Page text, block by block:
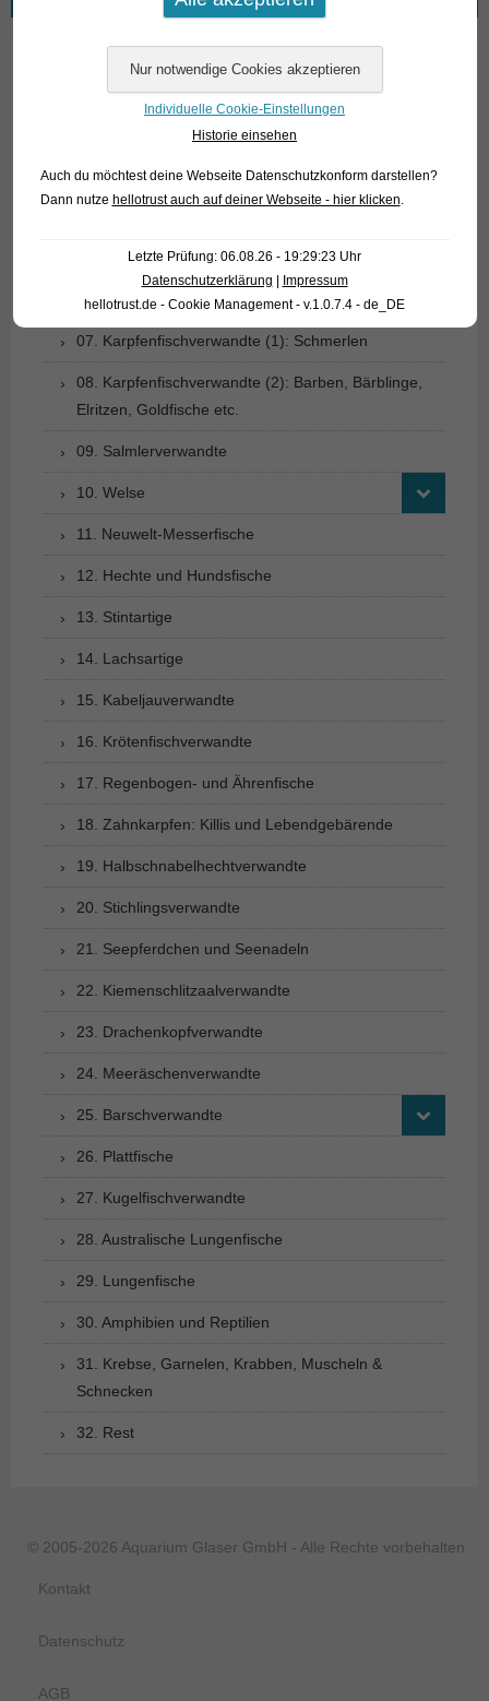
01. Rochen
02. Lebende Fossilien
03. Knochenzüngler
05. Aalartige
06. Heringsverwandte
07. Karpfenfischverwandte (1): Schmerlen
08. Karpfenfischverwandte (2): Barben, Bärblinge,
Elritzen, Goldfische etc.
09. Salmlerverwandte
10. Welse
11. Neuwelt-Messerfische
12. Hechte und Hundsfische
13. Stintartige
14. Lachsartige
15. Kabeljauverwandte
16. Krötenfischverwandte
17. Regenbogen- und Ährenfische
18. Zahnkarpfen: Killis und Lebendgebärende
19. Halbschnabelhechtverwandte
20. Stichlingsverwandte
21. Seepferdchen und Seenadeln
22. Kiemenschlitzaalverwandte
23. Drachenkopfverwandte
24. Meeräschenverwandte
25. Barschverwandte
26. Plattfische
27. Kugelfischverwandte
28. Australische Lungenfische
29. Lungenfische
30. Amphibien und Reptilien
31. Krebse, Garnelen, Krabben, Muscheln &
Schnecken
32. Rest
© 2005-2026 Aquarium Glaser GmbH - Alle Rechte vorbehalten.
Kontakt
Datenschutz
AGB
Individuelle Cookie-Einstellungen
Historie einsehen
Auch du möchtest deine Webseite Datenschutzkonform darstellen?
Dann nutze hellotrust auch auf deiner Webseite - hier klicken
Letzte Prüfung: 06.08.26 - 19:29:23 Uhr
Datenschutzerklärung | Impressum
hellotrust.de - Cookie Management - v.1.0.7.4 - de_DE